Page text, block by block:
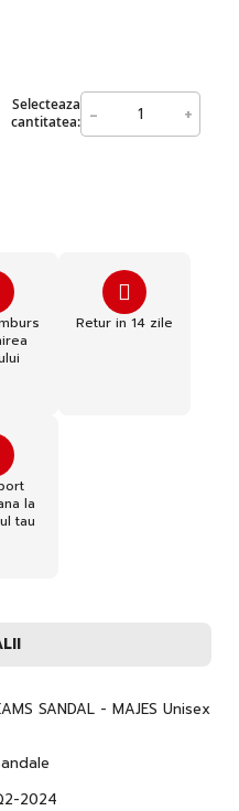
Selecteaza
cantitatea: - +
Retur in 14 zile
la
tau
SANDAL - MAJES Unisex
2024